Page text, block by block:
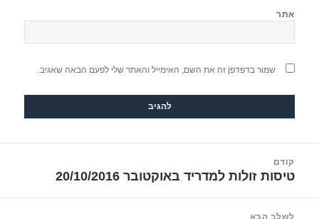
אתר
שמור בדפדפן זה את השם, האימייל והאתר שלי לפעם הבאה שאגיב.
קודם
הפוסט
טיסות זולות למדריד באוקטובר 20/10/2016
לשלב הבא